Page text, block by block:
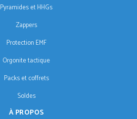
Pyramides et HHGs
Zappers
Protection EMF
Orgonite tactique
Packs et coffrets
Soldes
À PROPOS